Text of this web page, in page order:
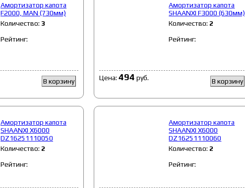
Амортизатор капота
F2000, MAN (730мм)
Количество: 3
Рейтинг:
В корзину
Амортизатор капота
SHAANXI F3000 (630мм)
Количество: 2
Рейтинг:
В корзину
Цена:494 руб.
Амортизатор капота
SHAANXI X6000
DZ16251110050
Количество: 2
Рейтинг:
Амортизатор капота
SHAANXI X6000
DZ16251110060
Количество: 2
Рейтинг: